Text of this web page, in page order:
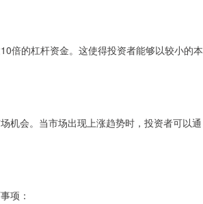
倍的杠杆资金。这使得投资者能够以较小的本
机会。当市场出现上涨趋势时，投资者可以通
项：